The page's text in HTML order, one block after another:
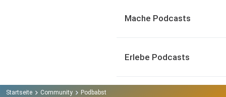
Mache Podcasts
Erlebe Podcasts
Startseite Community Podbabst